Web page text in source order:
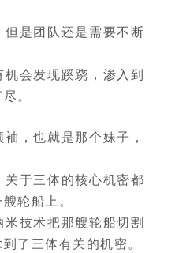
是团队还是需要不断
会发现蹊跷，渗入到
。
，也就是那个妹子，
于三体的核心机密都
轮船上。
技术把那艘轮船切割
了三体有关的机密。